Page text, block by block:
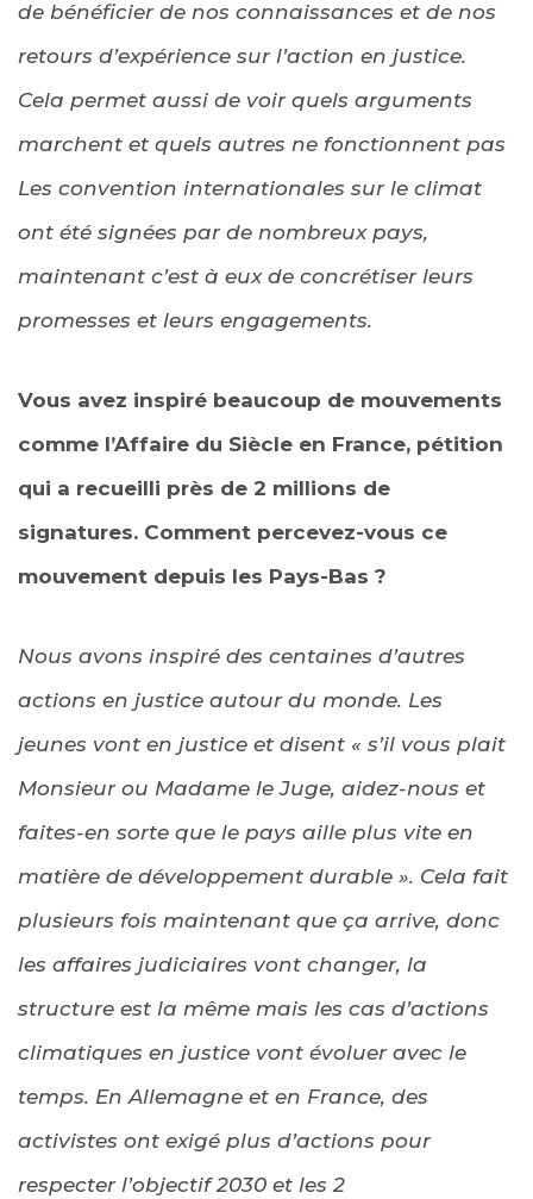
de bénéficier de nos connaissances et de nos
retours d’expérience sur l’action en justice.
Cela permet aussi de voir quels arguments
marchent et quels autres ne fonctionnent pas
Les convention internationales sur le climat
ont été signées par de nombreux pays,
maintenant c’est à eux de concrétiser leurs
promesses et leurs engagements.
Vous avez inspiré beaucoup de mouvements
comme l’Affaire du Siècle en France, pétition
qui a recueilli près de 2 millions de
signatures. Comment percevez-vous ce
mouvement depuis les Pays-Bas ?
Nous avons inspiré des centaines d’autres
actions en justice autour du monde. Les
jeunes vont en justice et disent « s’il vous plait
Monsieur ou Madame le Juge, aidez-nous et
faites-en sorte que le pays aille plus vite en
matière de développement durable ». Cela fait
plusieurs fois maintenant que ça arrive, donc
les affaires judiciaires vont changer, la
structure est la même mais les cas d’actions
climatiques en justice vont évoluer avec le
temps. En Allemagne et en France, des
activistes ont exigé plus d’actions pour
respecter l’objectif 2030 et les 2